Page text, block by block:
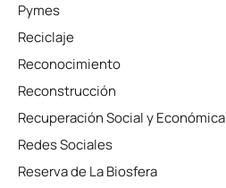
Pymes
Reciclaje
Reconocimiento
Reconstrucción
Recuperación Social y Económica
Redes Sociales
Reserva de La Biosfera